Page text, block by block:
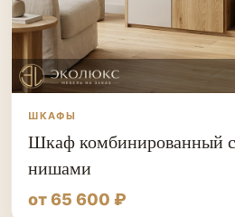
ШКАФЫ
Шкаф комбинированный
нишами
от 65 600 ₽